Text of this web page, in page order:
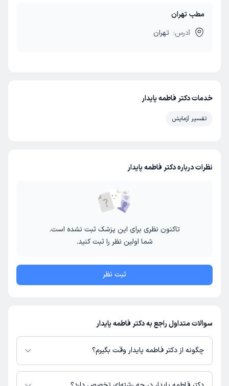
مطب تهران
آدرس: تهران
خدمات دکتر فاطمه پایدار
تفسیر آزمایش
نظرات درباره دکتر فاطمه پایدار
تاکنون نظری برای این پزشک ثبت نشده است.
شما اولین نظر را ثبت کنید.
ثبت نظر
سوالات متداول راجع به دکتر فاطمه پایدار
چگونه از دکتر فاطمه پایدار وقت بگیرم؟
در صورتی کهدکتر فاطمه پایداردارای پروفایل فعال و نوبت‌دهی باز در پلتفرم
دکترتو باشند، می‌توانید از طریق این پلتفرم برای دریافت نوبت اقدام کنید. در